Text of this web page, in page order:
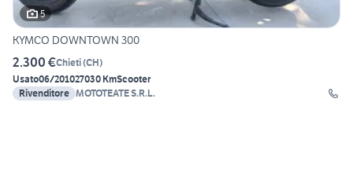
5
KYMCO DOWNTOWN 300
2.300 €Chieti(CH)
Usato06/201027030 KmScooter
Rivenditore MOTOTEATE S.R.L.